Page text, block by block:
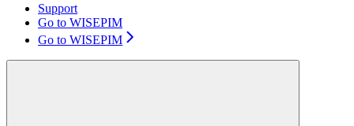
Support
Go to WISEPIM
Go to WISEPIM